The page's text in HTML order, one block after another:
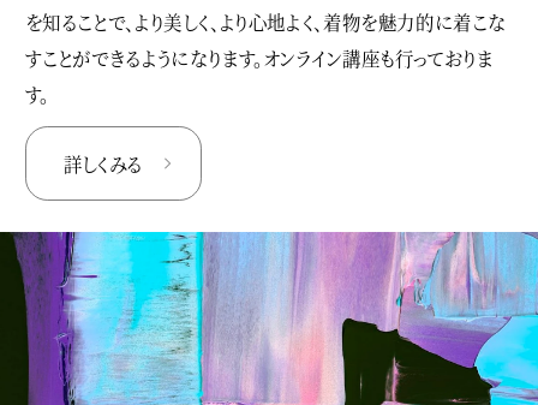
を知ることで、より美しく、より心地よく、着物を魅力的に着こな
すことができるようになります。オンライン講座も行っておりま
す。
詳しくみる